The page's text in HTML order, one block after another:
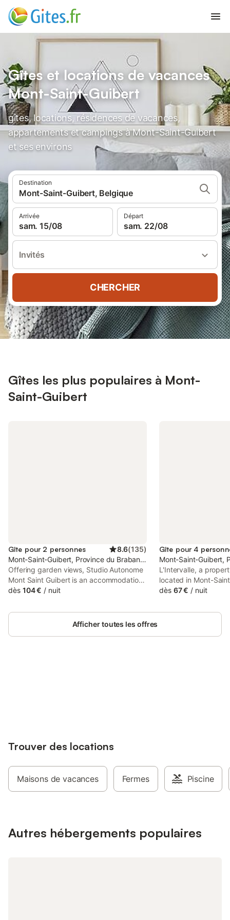
Gîtes et locations de vacances
Mont-Saint-Guibert
gîtes, locations, résidences de vacances,
appartements et campings à Mont-Saint-Guibert
et ses environs
Destination
Mont-Saint-Guibert, Belgique
Arrivée
sam. 15/08
Départ
sam. 22/08
Invités
CHERCHER
Gîtes les plus populaires à Mont-
Saint-Guibert
Gîte pour 2 personnes 8.6(135)
Mont-Saint-Guibert, Province du Brabant wallon
Offering garden views, Studio Autonome
Mont Saint Guibert is an accommodation
set in Mont-Saint-Guibert, 19 km from
Cambre. Both free WiFi and parking on-
site are available at the guest house free
dès 104 € / nuit
Gîte pour 4
Mont-Saint-Guibert,
L'Intervalle, a
located in Mont-
from Genval Lake,
Berlaymont. This
dès 67 € / nuit
Afficher toutes les offres
Trouver des locations
Maisons de vacances Fermes Piscine
Autres hébergements populaires